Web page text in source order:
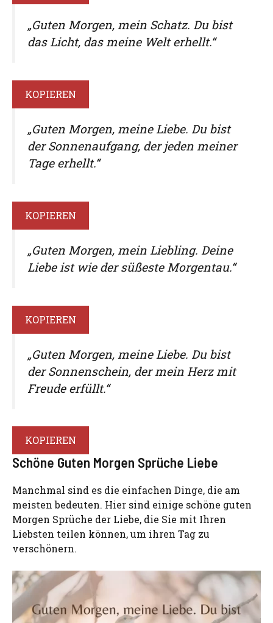
„Guten Morgen, mein Schatz. Du bist
das Licht, das meine Welt erhellt.“
KOPIEREN
„Guten Morgen, meine Liebe. Du bist
der Sonnenaufgang, der jeden meiner
Tage erhellt.“
KOPIEREN
„Guten Morgen, mein Liebling. Deine
Liebe ist wie der süßeste Morgentau.“
KOPIEREN
„Guten Morgen, meine Liebe. Du bist
der Sonnenschein, der mein Herz mit
Freude erfüllt.“
KOPIEREN
Schöne Guten Morgen Sprüche Liebe
Manchmal sind es die einfachen Dinge, die am
meisten bedeuten. Hier sind einige schöne guten
Morgen Sprüche der Liebe, die Sie mit Ihren
Liebsten teilen können, um ihren Tag zu
verschönern.